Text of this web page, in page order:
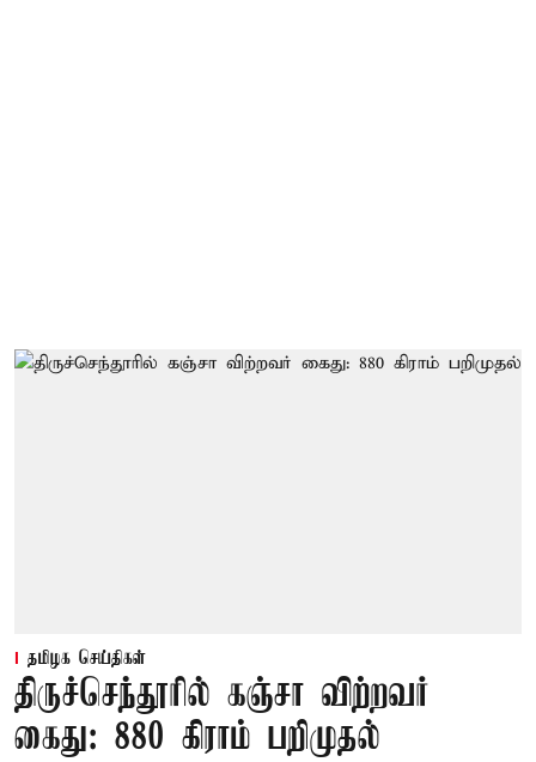
தமிழக செய்திகள்
திருச்செந்தூரில் கஞ்சா விற்றவர்
கைது: 880 கிராம் பறிமுதல்